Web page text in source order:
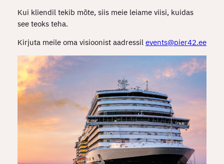
Kui kliendil tekib mõte, siis meie leiame viisi, kuidas
see teoks teha.
Kirjuta meile oma visioonist aadressil events@pier42.ee